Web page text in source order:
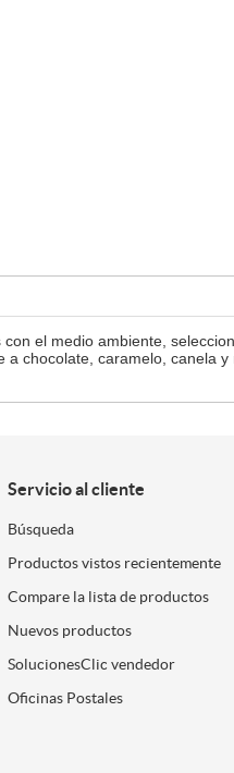
el medio ambiente,
chocolate, caramelo, canela y
Servicio al cliente
Búsqueda
Productos vistos recientemente
Compare la lista de productos
Nuevos productos
SolucionesClic vendedor
Oficinas Postales